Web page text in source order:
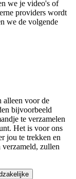
we je video's of
providers wordt
we de volgende
alleen voor de
bijvoorbeeld
te verzamelen
Het is voor ons
jou te trekken en
zullen